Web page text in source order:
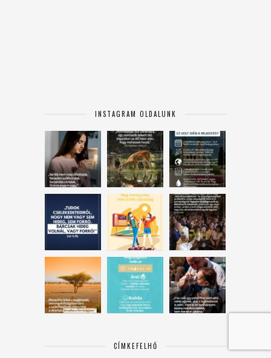
INSTAGRAM OLDALUNK
CÍMKEFELHŐ